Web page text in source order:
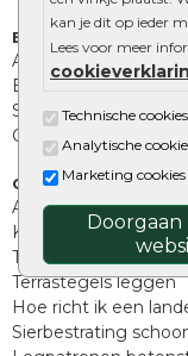
kan je dit op ieder
Lees voor meer
Technische cookies
Analytische
Marketing cookies
Doorgaan
Extra
Afwatering en
Beplantings en
Split, grind en zand
Oprit tegels
Overig
Aanbiedingen
Kunstgras
Tuintegels outlet
Terrastegels leggen
Hoe richt ik een
Sierbestrating